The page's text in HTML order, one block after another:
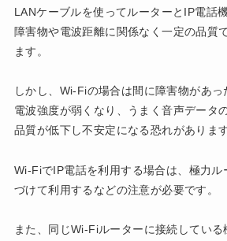
LANケーブルを使ってルーターとIP電話
障害物や電波距離に関係なく一定の品質
ます。
しかし、Wi-Fiの場合は間に障害物があっ
電波強度が弱くなり、うまく音声データ
品質が低下し不安定になる恐れがあります
Wi-FiでIP電話を利用する場合は、極力ル
づけて利用するなどの注意が必要です。
また、同じWi-Fiルーターに接続してい